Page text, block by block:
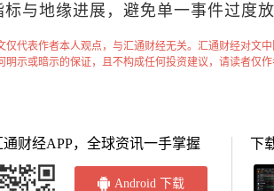
标与地缘进展，避免单一事件过度
仅代表作者本人观点，与汇通财经无关。汇通财经对文
明示或暗示的保证，且不构成任何投资建议，请读者仅
财经APP，全球资讯一手掌握
Android 下载
下